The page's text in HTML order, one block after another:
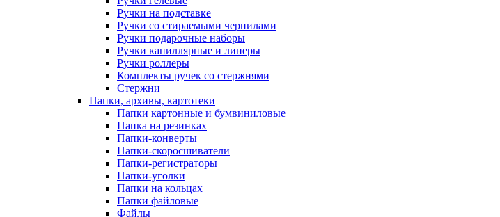
Ручки на подставке
Ручки со стираемыми чернилами
Ручки подарочные наборы
Ручки капиллярные и линеры
Ручки роллеры
Комплекты ручек со стержнями
Стержни
Папки, архивы, картотеки
Папки картонные и бумвиниловые
Папка на резинках
Папки-конверты
Папки-скоросшиватели
Папки-регистраторы
Папки-уголки
Папки на кольцах
Папки файловые
Файлы